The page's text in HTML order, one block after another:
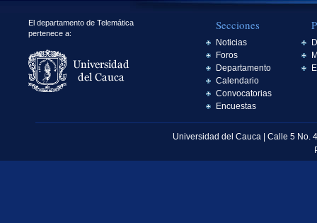
El departamento de Telemática
pertenece a:
Secciones
Noticias
Foros
Departamento
Calendario
Convocatorias
Encuestas
Universidad del Cauca | Calle 5 No.